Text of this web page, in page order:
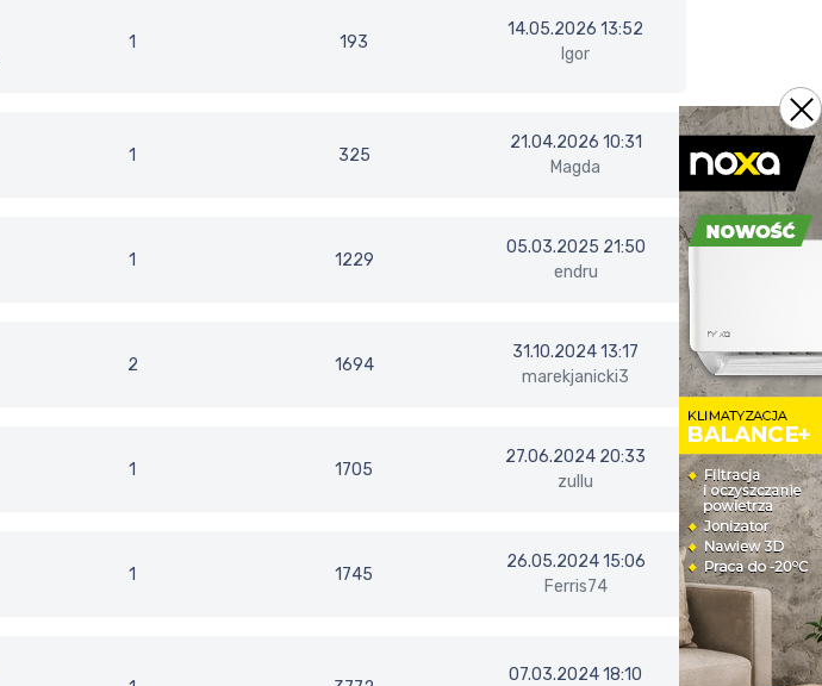
1 193
14.05.2026 13:52
Igor
1 325
21.04.2026 10:31
Magda
1 1229
05.03.2025 21:50
endru
2 1694
31.10.2024 13:17
marekjanicki3
1 1705
27.06.2024 20:33
zullu
1 1745
26.05.2024 15:06
Ferris74
07.03.2024 18:10